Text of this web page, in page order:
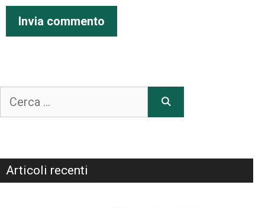
Articoli recenti